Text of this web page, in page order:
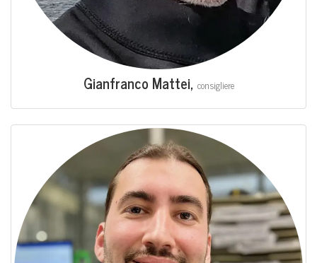
Gian­fran­co Mat­tei, con­si­glie­re